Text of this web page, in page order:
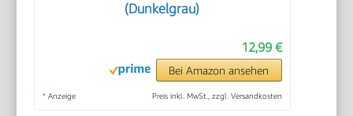
(Dunkelgrau)
12,99 €
Bei Amazon ansehen
* Anzeige Preis inkl. MwSt., zzgl. Versandkosten